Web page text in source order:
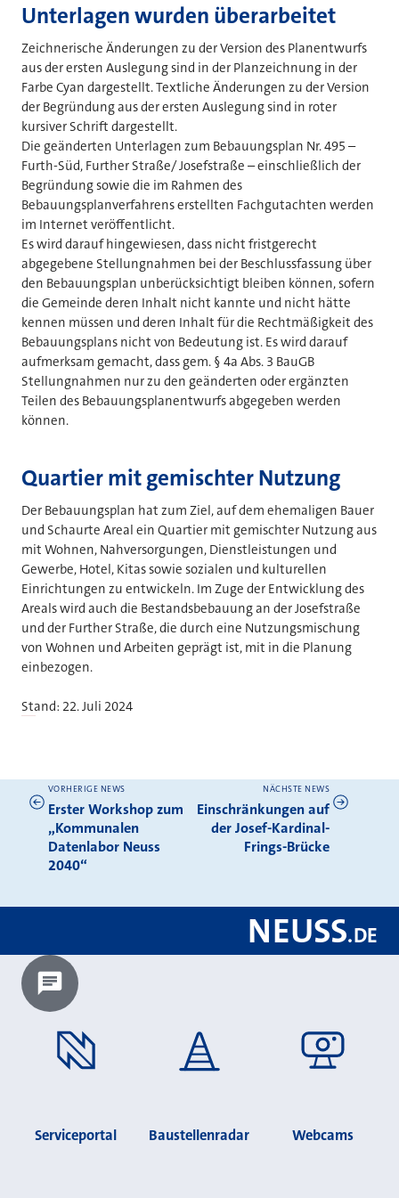
Unterlagen wurden überarbeitet
Zeichnerische Änderungen zu der Version des Planentwurfs
aus der ersten Auslegung sind in der Planzeichnung in der
Farbe Cyan dargestellt. Textliche Änderungen zu der Version
der Begründung aus der ersten Auslegung sind in roter
kursiver Schrift dargestellt.
Die geänderten Unterlagen zum Bebauungsplan Nr. 495 –
Furth-Süd, Further Straße/ Josefstraße – einschließlich der
Begründung sowie die im Rahmen des
Bebauungsplanverfahrens erstellten Fachgutachten werden
im Internet veröffentlicht.
Es wird darauf hingewiesen, dass nicht fristgerecht
abgegebene Stellungnahmen bei der Beschlussfassung über
den Bebauungsplan unberücksichtigt bleiben können, sofern
die Gemeinde deren Inhalt nicht kannte und nicht hätte
kennen müssen und deren Inhalt für die Rechtmäßigkeit des
Bebauungsplans nicht von Bedeutung ist. Es wird darauf
aufmerksam gemacht, dass gem. § 4a Abs. 3 BauGB
Stellungnahmen nur zu den geänderten oder ergänzten
Teilen des Bebauungsplanentwurfs abgegeben werden
können.
Quartier mit gemischter Nutzung
Der Bebauungsplan hat zum Ziel, auf dem ehemaligen Bauer
und Schaurte Areal ein Quartier mit gemischter Nutzung aus
mit Wohnen, Nahversorgungen, Dienstleistungen und
Gewerbe, Hotel, Kitas sowie sozialen und kulturellen
Einrichtungen zu entwickeln. Im Zuge der Entwicklung des
Areals wird auch die Bestandsbebauung an der Josefstraße
und der Further Straße, die durch eine Nutzungsmischung
von Wohnen und Arbeiten geprägt ist, mit in die Planung
einbezogen.
Stand: 22. Juli 2024
Weitere News
VORHERIGE NEWS
Erster Workshop zum
„Kommunalen
Datenlabor Neuss
2040“
NÄCHSTE NEWS
Einschränkungen auf
der Josef-Kardinal-
Frings-Brücke
NEUSS.DE
Chatbot laden?
Serviceportal Baustellenradar Webcams